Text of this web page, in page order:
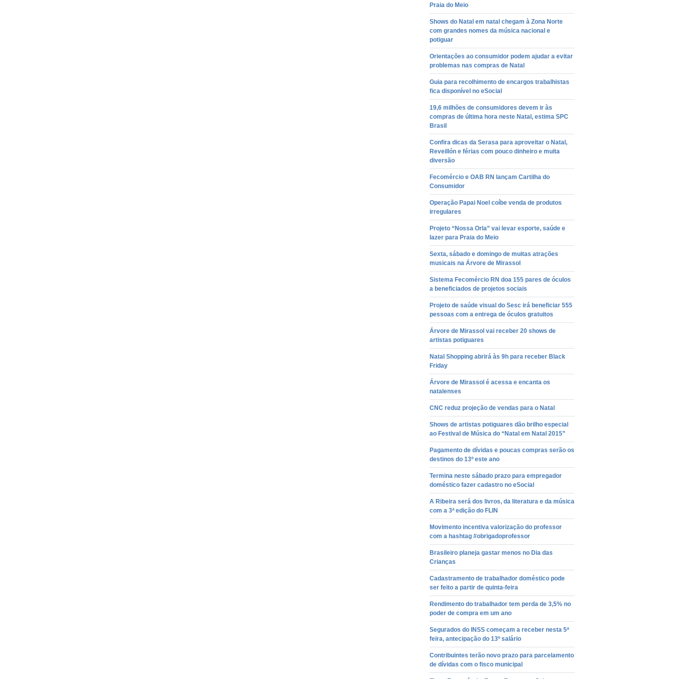
Praia do Meio
Shows do Natal em natal chegam à Zona Norte
com grandes nomes da música nacional e
potiguar
Orientações ao consumidor podem ajudar a evitar
problemas nas compras de Natal
Guia para recolhimento de encargos trabalhistas
fica disponível no eSocial
19,6 milhões de consumidores devem ir às
compras de última hora neste Natal, estima SPC
Brasil
Confira dicas da Serasa para aproveitar o Natal,
Reveillón e férias com pouco dinheiro e muita
diversão
Fecomércio e OAB RN lançam Cartilha do
Consumidor
Operação Papai Noel coíbe venda de produtos
irregulares
Projeto “Nossa Orla” vai levar esporte, saúde e
lazer para Praia do Meio
Sexta, sábado e domingo de muitas atrações
musicais na Árvore de Mirassol
Sistema Fecomércio RN doa 155 pares de óculos
a beneficiados de projetos sociais
Projeto de saúde visual do Sesc irá beneficiar 555
pessoas com a entrega de óculos gratuitos
Árvore de Mirassol vai receber 20 shows de
artistas potiguares
Natal Shopping abrirá às 9h para receber Black
Friday
Árvore de Mirassol é acessa e encanta os
natalenses
CNC reduz projeção de vendas para o Natal
Shows de artistas potiguares dão brilho especial
ao Festival de Música do “Natal em Natal 2015”
Pagamento de dívidas e poucas compras serão os
destinos do 13º este ano
Termina neste sábado prazo para empregador
doméstico fazer cadastro no eSocial
A Ribeira será dos livros, da literatura e da música
com a 3ª edição do FLIN
Movimento incentiva valorização do professor
com a hashtag #obrigadoprofessor
Brasileiro planeja gastar menos no Dia das
Crianças
Cadastramento de trabalhador doméstico pode
ser feito a partir de quinta-feira
Rendimento do trabalhador tem perda de 3,5% no
poder de compra em um ano
Segurados do INSS começam a receber nesta 5ª
feira, antecipação do 13º salário
Contribuintes terão novo prazo para parcelamento
de dívidas com o fisco municipal